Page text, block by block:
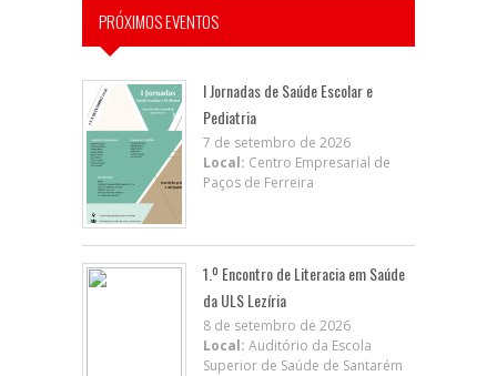
PRÓXIMOS EVENTOS
I Jornadas de Saúde Escolar e
Pediatria
7 de setembro de 2026
Local: Centro Empresarial de
Paços de Ferreira
1.º Encontro de Literacia em Saúde
da ULS Lezíria
8 de setembro de 2026
Local: Auditório da Escola
Superior de Saúde de Santarém